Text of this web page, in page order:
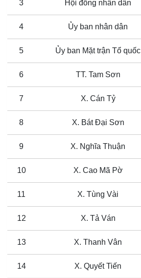
3 Hội đồng nhân dân
4 Ủy ban nhân dân
5 Ủy ban Mặt trận Tổ quốc
6 TT. Tam Sơn
7 X. Cán Tỷ
8 X. Bát Đại Sơn
9 X. Nghĩa Thuận
10 X. Cao Mã Pờ
11 X. Tùng Vài
12 X. Tả Ván
13 X. Thanh Vân
14 X. Quyết Tiến